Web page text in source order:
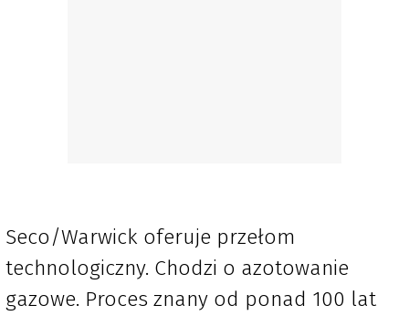
Seco/Warwick oferuje przełom
technologiczny. Chodzi o azotowanie
gazowe. Proces znany od ponad 100 lat